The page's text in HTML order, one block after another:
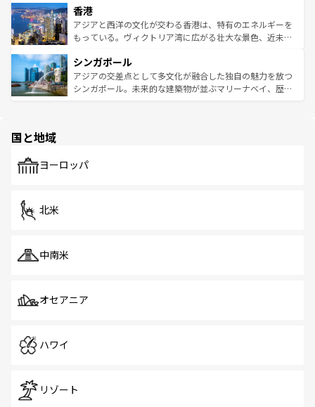
とつ。フォーやバインミー、ベトナムコーヒーなどは、ぜ
ひ現地で味わいたい。どの地域を訪れてもあたたかい人々
が旅行者を迎えてくれるので、きっと忘れられない旅にな
参照してほしい。
の活気が交差している。北部ではチェンマイなどの山岳地
帯で自然と触れ合い、南部ではプーケットやクラビの美し
いビーチでリゾート気分を楽しむことができる。タイ料理
激する。気候は一年中温暖で、どの季節にも異なる楽しみ
が待っている。親しみやすいタイの人々、仏教を中心とし
た文化、そして多様な観光資源が、訪れる旅人を魅了し続
香港
アジアと西洋の文化が交わる香港は、特有のエネルギーを
もっている。ヴィクトリア湾に広がる壮大な景色、近未来
み、どこを訪れても感動するはず。観光スポットが密集し
ており、効率よく見どころを回れるのも魅力。息をのむよ
うな絶景から文化的な体験まで、香港を存分に楽しみ尽く
シンガポール
アジアの交差点として多文化が融合した独自の魅力を放つ
シンガポール。未来的な建築物が並ぶマリーナベイ、歴史
で、ホーカーズは地元の風情を楽しめる外せないスポット
国と地域
ヨーロッパ
北米
中南米
オセアニア
ハワイ
リゾート